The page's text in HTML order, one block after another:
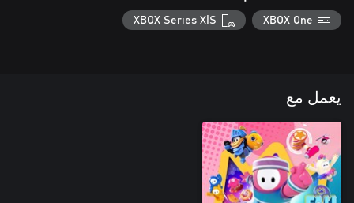
XBOX One
XBOX Series X|S
يعمل مع